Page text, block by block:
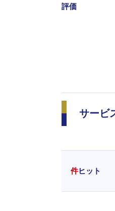
評価
サービ
件ヒット